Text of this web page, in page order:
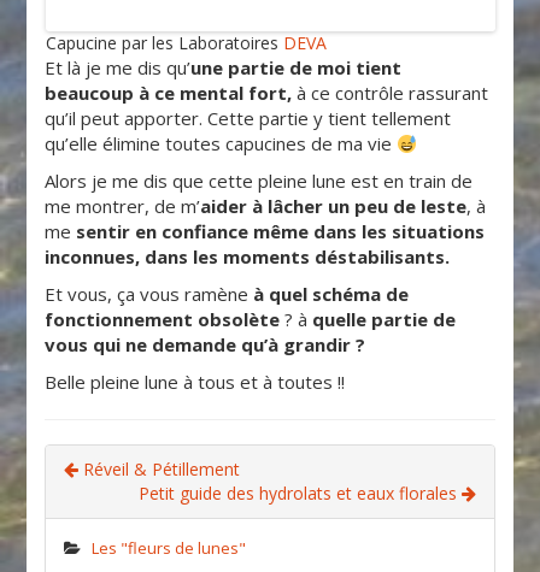
Capucine par les Laboratoires DEVA
Et là je me dis qu’une partie de moi tient
beaucoup à ce mental fort, à ce contrôle rassurant
qu’il peut apporter. Cette partie y tient tellement
qu’elle élimine toutes capucines de ma vie
Alors je me dis que cette pleine lune est en train de
me montrer, de m’aider à lâcher un peu de leste, à
me sentir en confiance même dans les situations
inconnues, dans les moments déstabilisants.
Et vous, ça vous ramène à quel schéma de
fonctionnement obsolète ? à quelle partie de
vous qui ne demande qu’à grandir ?
Belle pleine lune à tous et à toutes !!
Réveil & Pétillement
Petit guide des hydrolats et eaux florales
Les "fleurs de lunes"